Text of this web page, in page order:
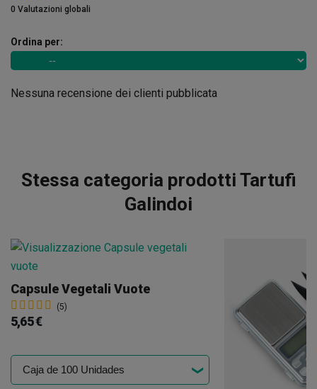
0 Valutazioni globali
Ordina per:
Nessuna recensione dei clienti pubblicata
Stessa categoria prodotti Tartufi
Galindoi
Capsule Vegetali Vuote
(5)
5,65 €